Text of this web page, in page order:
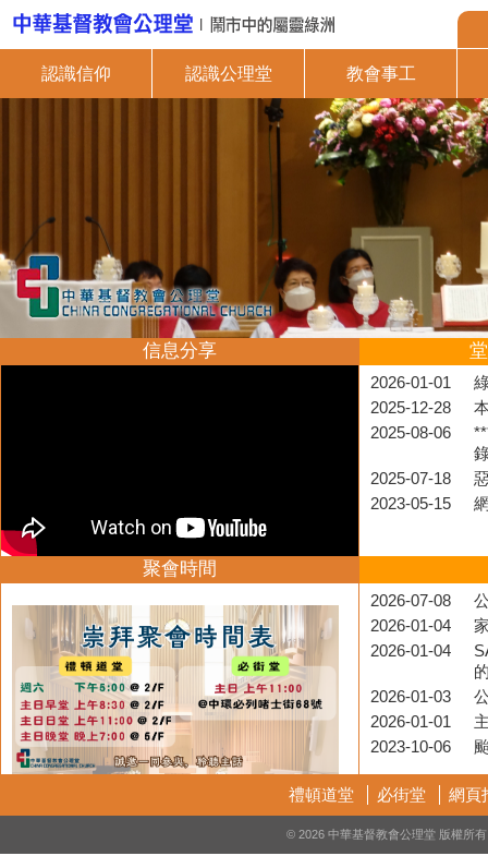
認識信仰 認識公理堂 教會事工
信息分享
2026-01-01
2025-12-28
2025-08-06
2025-07-18
2023-05-15
聚會時間
2026-07-08
2026-01-04
2026-01-04
2026-01-03
2026-01-01
2023-10-06
禮頓道堂 必街堂 網頁
© 2026 中華基督教會公理堂 版權所